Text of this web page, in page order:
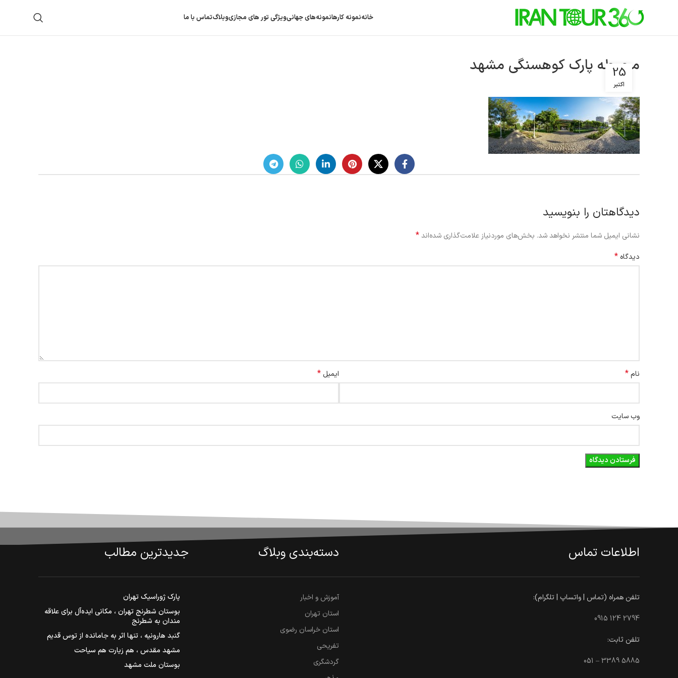
خانهنمونه کارهانمونه‌های جهانیویژگی‌ تور های مجازیوبلاگتماس با ما
محوطه پارک کوهسنگی مشهد
25
اکتبر
دیدگاهتان را بنویسید
نشانی ایمیل شما منتشر نخواهد شد. بخش‌های موردنیاز علامت‌گذاری شده‌اند*
دیدگاه *
نام* ایمیل *
وب‌ سایت
اطلاعات تماس
تلفن همراه (تماس | واتساپ | تلگرام):
0915 124 2794
تلفن ثابت:
051 – 3389 5885
دسته‌بندی وبلاگ
آموزش و اخبار
استان تهران
استان خراسان رضوی
تفریحی
گردشگری
جدیدترین مطالب
پارک ژوراسیک تهران
بوستان شطرنج تهران ، مکانی ایده‌آل برای علاقه
مندان به شطرنج
گنبد هارونیه ، تنها اثر به جامانده از توس قدیم
مشهد مقدس ، هم زیارت هم سیاحت
بوستان ملت مشهد